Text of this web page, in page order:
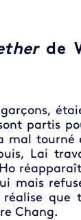
de
partis
mal
Lai
réapparaît
mais
que
Chang.